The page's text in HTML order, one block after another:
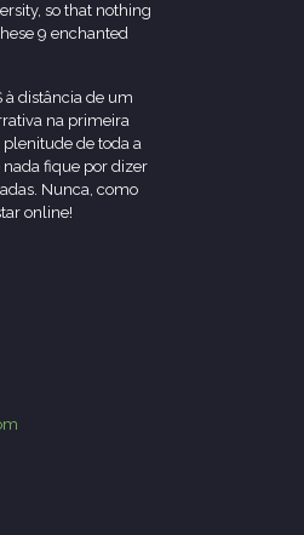
so that nothing
9 enchanted
à distância de um
na primeira
plenitude de toda a
fique por dizer
Nunca, como
online!